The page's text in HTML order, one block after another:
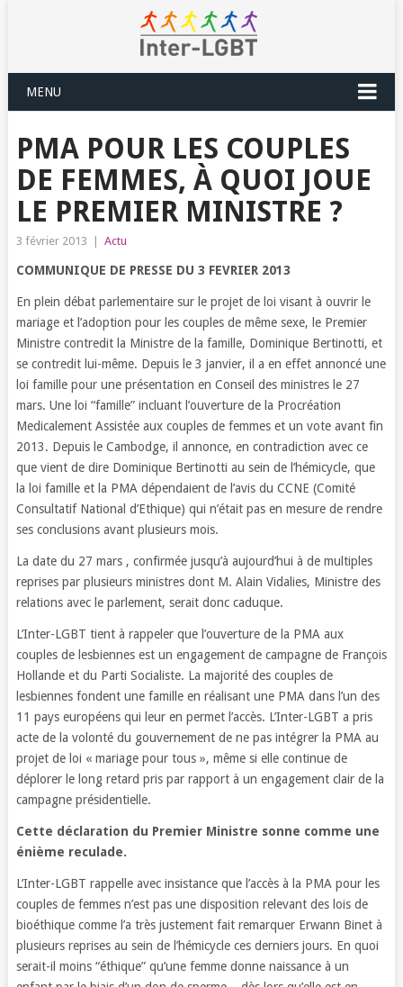
MENU
PMA POUR LES COUPLES
DE FEMMES, À QUOI JOUE
LE PREMIER MINISTRE ?
3 février 2013 Actu
COMMUNIQUE DE PRESSE DU 3 FEVRIER 2013
En plein débat parlementaire sur le projet de loi visant à ouvrir le
mariage et l’adoption pour les couples de même sexe, le Premier
Ministre contredit la Ministre de la famille, Dominique Bertinotti, et
se contredit lui-même. Depuis le 3 janvier, il a en effet annoncé une
loi famille pour une présentation en Conseil des ministres le 27
mars. Une loi “famille” incluant l’ouverture de la Procréation
Medicalement Assistée aux couples de femmes et un vote avant fin
2013. Depuis le Cambodge, il annonce, en contradiction avec ce
que vient de dire Dominique Bertinotti au sein de l’hémicycle, que
la loi famille et la PMA dépendaient de l’avis du CCNE (Comité
Consultatif National d’Ethique) qui n’était pas en mesure de rendre
ses conclusions avant plusieurs mois.
La date du 27 mars , confirmée jusqu’à aujourd’hui à de multiples
reprises par plusieurs ministres dont M. Alain Vidalies, Ministre des
relations avec le parlement, serait donc caduque.
L’Inter-LGBT tient à rappeler que l’ouverture de la PMA aux
couples de lesbiennes est un engagement de campagne de François
Hollande et du Parti Socialiste. La majorité des couples de
lesbiennes fondent une famille en réalisant une PMA dans l’un des
11 pays européens qui leur en permet l’accès. L’Inter-LGBT a pris
acte de la volonté du gouvernement de ne pas intégrer la PMA au
projet de loi « mariage pour tous », même si elle continue de
déplorer le long retard pris par rapport à un engagement clair de la
campagne présidentielle.
Cette déclaration du Premier Ministre sonne comme une
énième reculade.
L’Inter-LGBT rappelle avec insistance que l’accès à la PMA pour les
couples de femmes n’est pas une disposition relevant des lois de
bioéthique comme l’a très justement fait remarquer Erwann Binet à
plusieurs reprises au sein de l’hémicycle ces derniers jours. En quoi
serait-il moins “éthique” qu’une femme donne naissance à un